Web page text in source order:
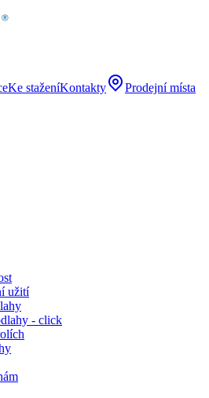
Ke staženíKontakty Prodejní místa
užití
- click